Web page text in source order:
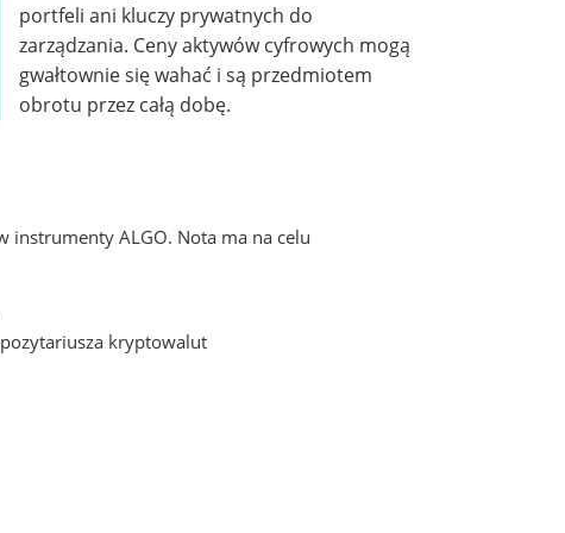
portfeli ani kluczy prywatnych do
zarządzania. Ceny aktywów cyfrowych mogą
gwałtownie się wahać i są przedmiotem
obrotu przez całą dobę.
instrumenty ALGO. Nota ma na celu
kryptowalut